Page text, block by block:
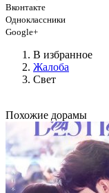
Вконтакте
Одноклассники
Google+
В избранное
Жалоба
Свет
Похожие дорамы